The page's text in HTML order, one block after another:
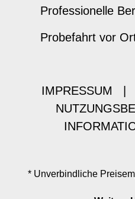
Professionelle
Probefahrt vor
IMPRESSUM
* Unverbindliche